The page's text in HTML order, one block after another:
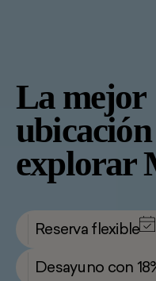
La mejor
explorar
Reserva flexible
Desayuno con